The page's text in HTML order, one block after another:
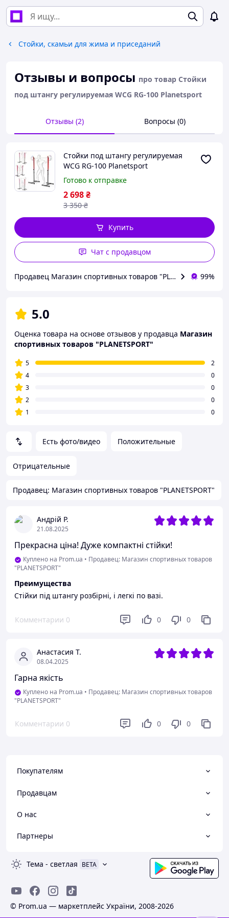
Стойки, скамьи для жима и приседаний
Отзывы и вопросы про товар Стойки
под штангу регулируемая WCG RG-100 Planetsport
Отзывы (2) Вопросы (0)
Есть фото/видео Положительные
Отрицательные
Продавец: Магазин спортивных товаров "PLANETSPORT"
Андрій Р.
21.08.2025
Прекрасна ціна! Дуже компактні стійки!
Куплено на Prom.ua • Продавец: Магазин спортивных товаров
"PLANETSPORT"
Преимущества
Стійки під штангу розбірні, і легкі по вазі.
Комментарии 0 0 0
Анастасия Т.
08.04.2025
Гарна якість
Куплено на Prom.ua • Продавец: Магазин спортивных товаров
"PLANETSPORT"
Комментарии 0 0 0
Стойки под штангу регулируемая
WCG RG-100 Planetsport
Готово к отправке
2 698₴
3 350 ₴
Купить
Чат с продавцом
Продавец Магазин спортивных товаров "PLANETSPORT"
99%
5.0
Оценка товара на основе отзывов у продавца Магазин
спортивных товаров "PLANETSPORT"
5
2
4
0
3
0
2
0
1
0
Покупателям
Продавцам
О нас
Партнеры
Тема - светлая BETA
© Prom.ua — маркетплейс України, 2008-2026